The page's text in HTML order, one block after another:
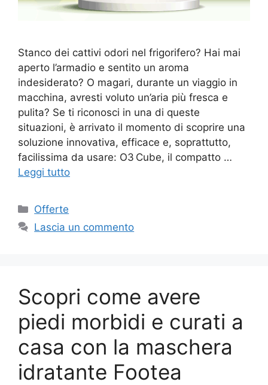
Stanco dei cattivi odori nel frigorifero? Hai mai
aperto l’armadio e sentito un aroma
indesiderato? O magari, durante un viaggio in
macchina, avresti voluto un’aria più fresca e
pulita? Se ti riconosci in una di queste
situazioni, è arrivato il momento di scoprire una
soluzione innovativa, efficace e, soprattutto,
facilissima da usare: O3 Cube, il compatto …
Leggi tutto
Categorie
Offerte
Lascia un commento
Scopri come avere
piedi morbidi e curati a
casa con la maschera
idratante Footea